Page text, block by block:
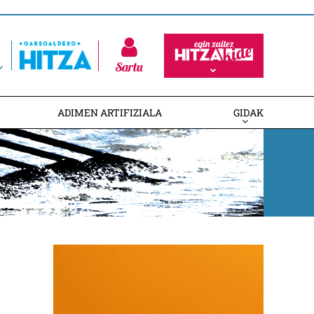
Sartu
ADIMEN ARTIFIZIALA GIDAK